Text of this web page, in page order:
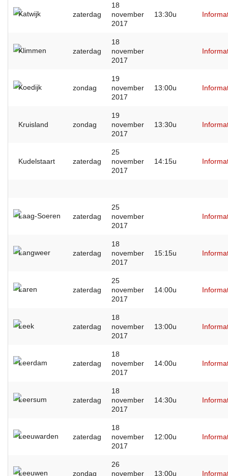
Katwijk zaterdag
18
november
2017
13:30u
Klimmen zaterdag
18
november
2017
Koedijk zondag
19
november
2017
13:00u
Kruisland zondag
19
november
2017
13:30u
Kudelstaart zaterdag
25
november
2017
14:15u
Laag-Soeren zaterdag
25
november
2017
Langweer zaterdag
18
november
2017
15:15u
Laren zaterdag
25
november
2017
14:00u
Leek zaterdag
18
november
2017
13:00u
Leerdam zaterdag
18
november
2017
14:00u
Leersum zaterdag
18
november
2017
14:30u
Leeuwarden zaterdag
18
november
2017
12:00u
Leeuwen zondag
26
november
13:00u